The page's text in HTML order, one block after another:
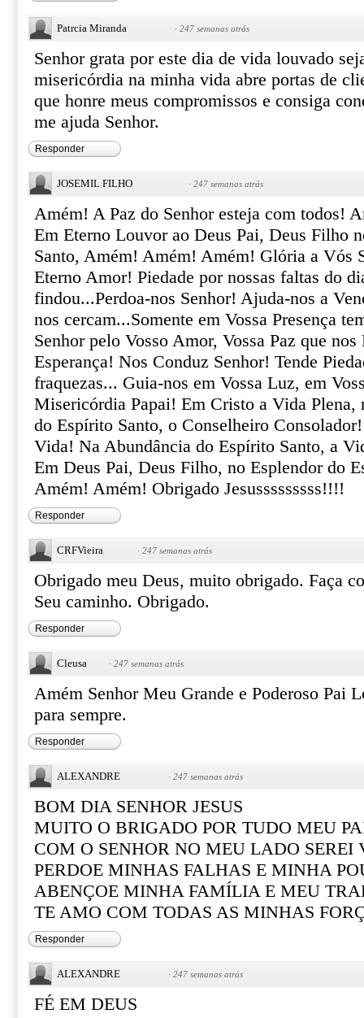
Patrcia Miranda · 247 semanas atrás
Senhor grata por este dia de vida louvado
misericórdia na minha vida abre portas de
que honre meus compromissos e consiga
me ajuda Senhor.
Responder
JOSEMIL FILHO · 247 semanas atrás
Amém! A Paz do Senhor esteja com todos!
Em Eterno Louvor ao Deus Pai, Deus Filho
Santo, Amém! Amém! Amém! Glória a Vós
Eterno Amor! Piedade por nossas faltas do
findou...Perdoa-nos Senhor! Ajuda-nos a
nos cercam...Somente em Vossa Presença
Senhor pelo Vosso Amor, Vossa Paz que
Esperança! Nos Conduz Senhor! Tende
fraquezas... Guia-nos em Vossa Luz, em
Misericórdia Papai! Em Cristo a Vida Plena,
do Espírito Santo, o Conselheiro
Vida! Na Abundância do Espírito Santo, a
Em Deus Pai, Deus Filho, no Esplendor do
Amém! Amém! Obrigado Jesusssssssss!!!!
Responder
CRFVieira · 247 semanas atrás
Obrigado meu Deus, muito obrigado. Faça
Seu caminho. Obrigado.
Responder
Cleusa · 247 semanas atrás
Amém Senhor Meu Grande e Poderoso Pai
para sempre.
Responder
ALEXANDRE · 247 semanas atrás
BOM DIA SENHOR JESUS
MUITO O BRIGADO POR TUDO MEU
COM O SENHOR NO MEU LADO SEREI
PERDOE MINHAS FALHAS E MINHA
ABENÇOE MINHA FAMÍLIA E MEU
TE AMO COM TODAS AS MINHAS
Responder
ALEXANDRE · 247 semanas atrás
FÉ EM DEUS